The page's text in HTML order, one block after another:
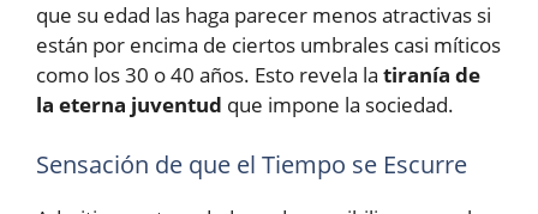
que su edad las haga parecer menos atractivas si
están por encima de ciertos umbrales casi míticos
como los 30 o 40 años. Esto revela la tiranía de
la eterna juventud que impone la sociedad.
Sensación de que el Tiempo se Escurre